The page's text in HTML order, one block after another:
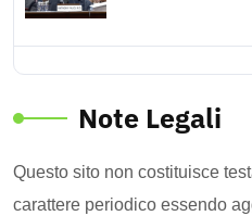
Note Legali
Questo sito non costituisce
carattere periodico essendo